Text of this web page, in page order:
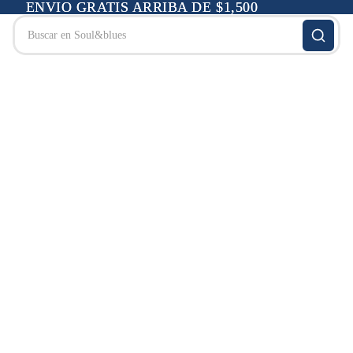
ENVIO GRATIS ARRIBA DE $1,500
ENVIO GRATIS ARRIBA DE $1,500